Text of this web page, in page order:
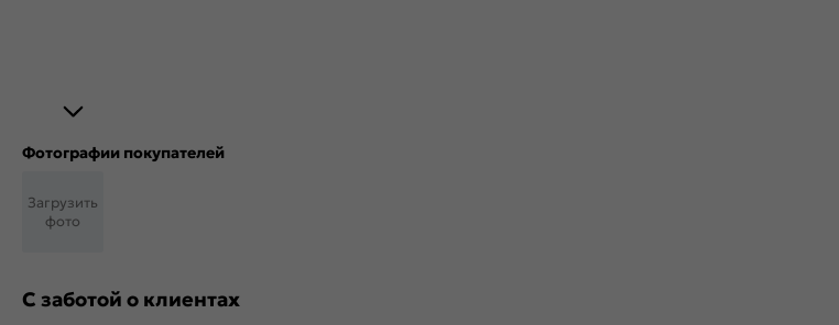
Фотографии покупателей
Загрузить
фото
С заботой о клиентах